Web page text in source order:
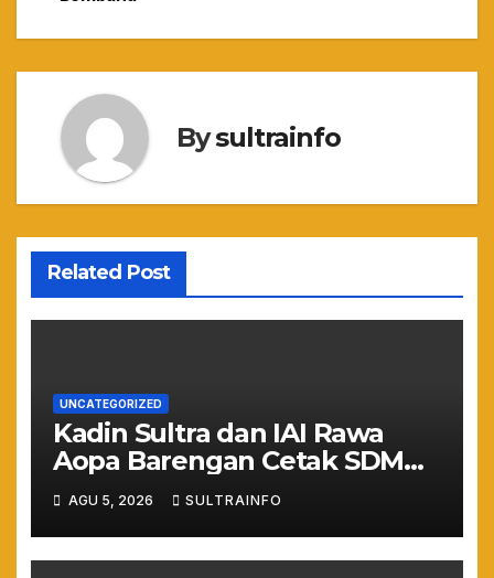
Bysultrainfo
Related Post
UNCATEGORIZED
Kadin Sultra dan IAI Rawa
Aopa Barengan Cetak SDM
Siap Kerja dan Wirausaha
Muda
AGU 5, 2026 SULTRAINFO